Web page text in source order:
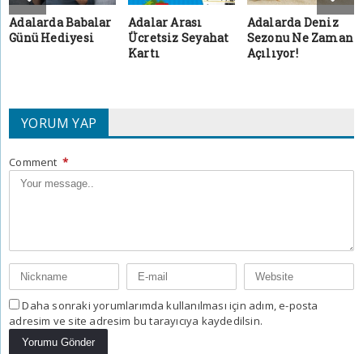
Adalarda Babalar
Günü Hediyesi
Adalar Arası
Ücretsiz Seyahat
Kartı
Adalarda Deniz
Sezonu Ne Zaman
Açılıyor!
YORUM YAP
Comment *
Daha sonraki yorumlarımda kullanılması için adım, e-posta
adresim ve site adresim bu tarayıcıya kaydedilsin.